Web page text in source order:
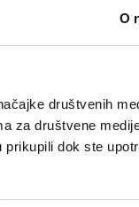
O
društvenih
za društvene
dok ste